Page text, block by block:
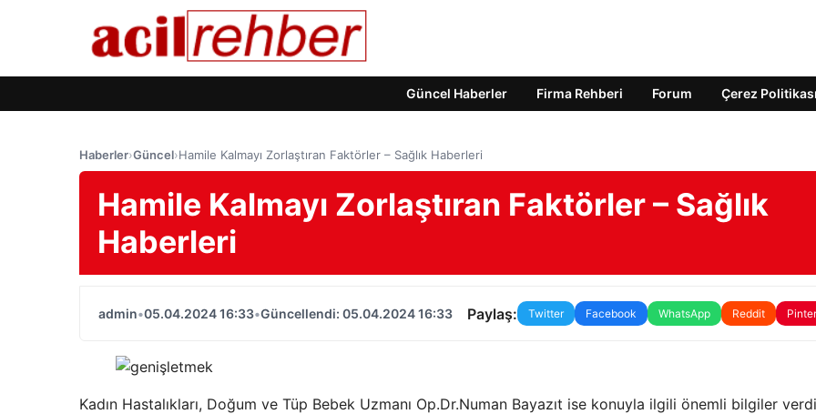
Güncel Haberler Firma Rehberi Forum Çerez Politikası
Haberler›Güncel›Hamile Kalmayı Zorlaştıran Faktörler – Sağlık Haberleri
Hamile Kalmayı Zorlaştıran Faktörler – Sağlık
Haberleri
admin•05.04.2024 16:33•Güncellendi: 05.04.2024 16:33 Paylaş: Twitter Facebook WhatsApp Reddit
Kadın Hastalıkları, Doğum ve Tüp Bebek Uzmanı Op.Dr.Numan Bayazıt ise konuyla ilgili önemli bilgiler